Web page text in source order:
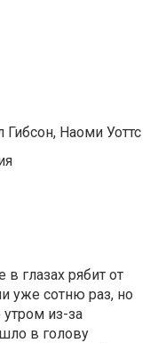
Наоми Уоттс
глазах рябит от
уже сотню раз, но
из-за
в голову